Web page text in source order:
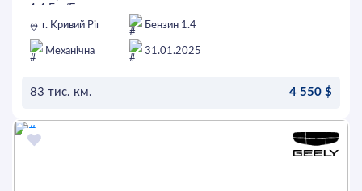
1.4 Газ/Бензин
83т.км
Обслугована
Відмінний стан
Початковий внесок від 2200$
Решта на 12 місяців
2% на залишок суми щомісячно
г. Кривий Ріг Бензин 1.4
Механічна 31.01.2025
83 тис. км. 4 550 $
ОСТАВИТЬ ЗАЯВКУ